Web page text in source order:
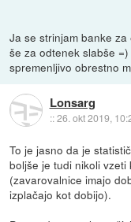
Ja se strinjam banke
še za odtenek slabše
spremenljivo obrestno
Lonsarg
::26. okt 2019,
To je jasno da je
boljše je tudi nikoli
(zavarovalnice imajo
izplačajo kot dobijo).